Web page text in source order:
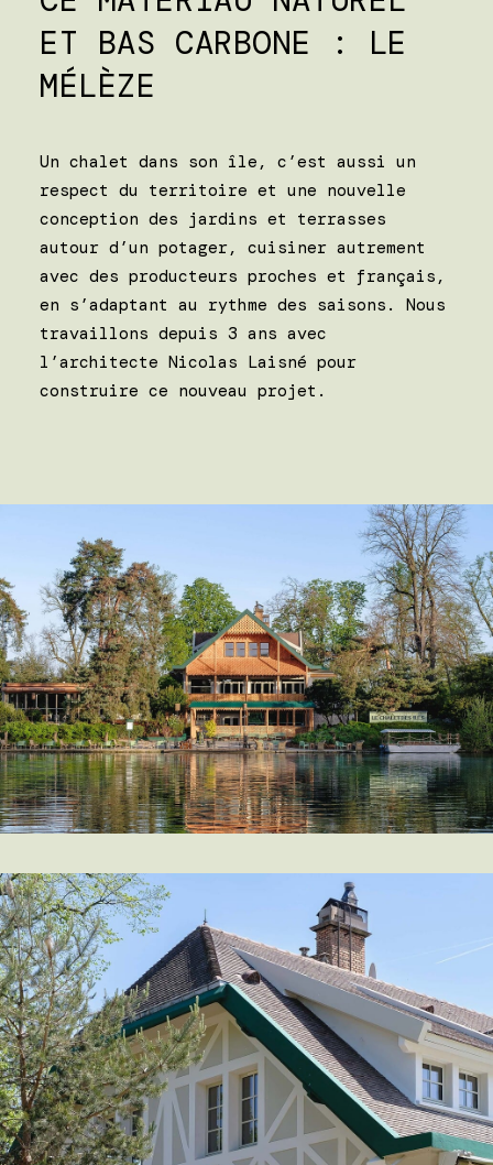
ET BAS CARBONE : LE
MÉLÈZE
Un chalet dans son île, c’est aussi un
respect du territoire et une nouvelle
conception des jardins et terrasses
autour d’un potager, cuisiner autrement
avec des producteurs proches et français,
en s’adaptant au rythme des saisons. Nous
travaillons depuis 3 ans avec
l’architecte Nicolas Laisné pour
construire ce nouveau projet.